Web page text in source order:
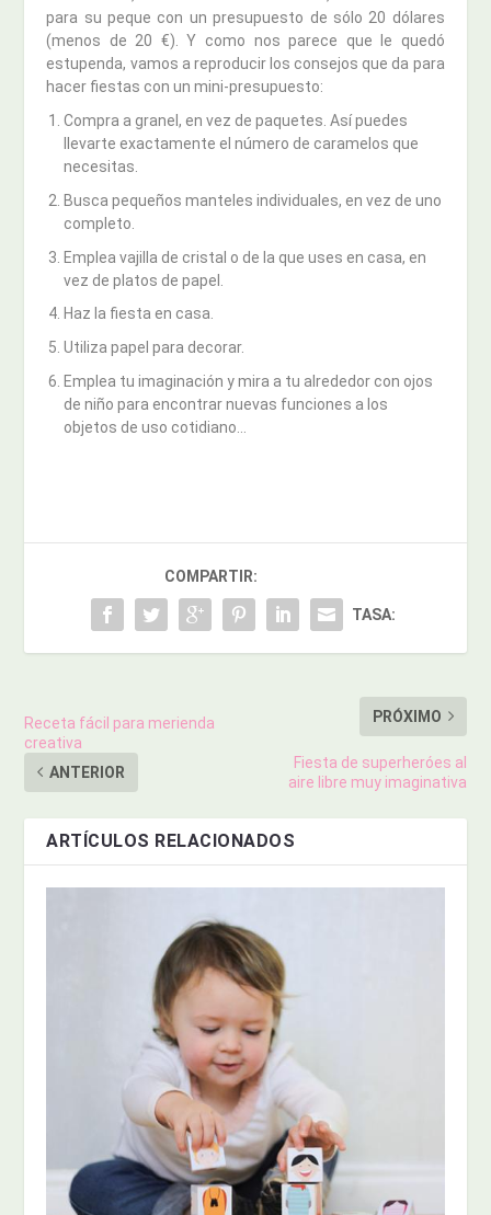
para su peque con un presupuesto de sólo 20 dólares
(menos de 20 €). Y como nos parece que le quedó
estupenda, vamos a reproducir los consejos que da para
hacer fiestas con un mini-presupuesto:
Compra a granel, en vez de paquetes. Así puedes
llevarte exactamente el número de caramelos que
necesitas.
Busca pequeños manteles individuales, en vez de uno
completo.
Emplea vajilla de cristal o de la que uses en casa, en
vez de platos de papel.
Haz la fiesta en casa.
Utiliza papel para decorar.
Emplea tu imaginación y mira a tu alrededor con ojos
de niño para encontrar nuevas funciones a los
objetos de uso cotidiano…
COMPARTIR:
TASA:
Receta fácil para merienda
creativa
ANTERIOR
PRÓXIMO
Fiesta de superheróes al
aire libre muy imaginativa
ARTÍCULOS RELACIONADOS